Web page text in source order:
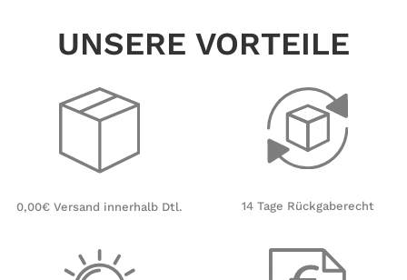
UNSERE VORTEILE
0,00€ Versand innerhalb Dtl. 14 Tage Rückgaberecht